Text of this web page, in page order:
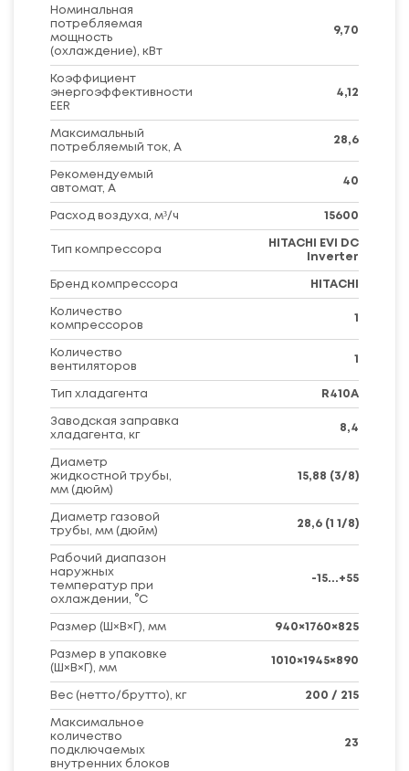
Номинальная
потребляемая
мощность
(охлаждение), кВт
9,70
Коэффициент
энергоэффективности
EER
4,12
Максимальный
потребляемый ток, А
28,6
Рекомендуемый
автомат, А
40
Расход воздуха, м³/ч 15600
Тип компрессора
HITACHI EVI DC
Inverter
Бренд компрессора HITACHI
Количество
компрессоров
1
Количество
вентиляторов
1
Тип хладагента R410A
Заводская заправка
хладагента, кг
8,4
Диаметр
жидкостной трубы,
мм (дюйм)
15,88 (3/8)
Диаметр газовой
трубы, мм (дюйм)
28,6 (1 1/8)
Рабочий диапазон
наружных
температур при
охлаждении, °C
-15...+55
Размер (Ш×В×Г), мм 940×1760×825
Размер в упаковке
(Ш×В×Г), мм
1010×1945×890
Вес (нетто/брутто), кг 200 / 215
Максимальное
количество
подключаемых
внутренних блоков
23